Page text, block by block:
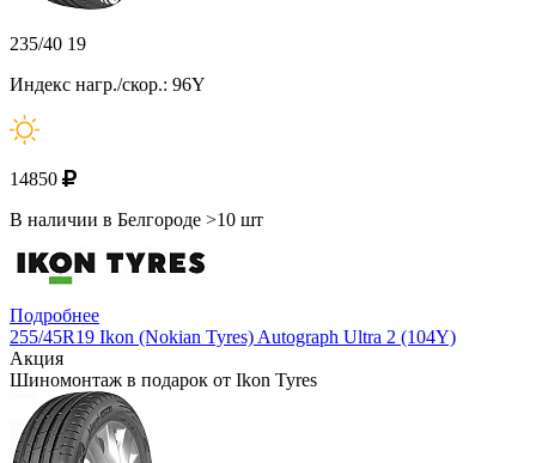
235/40 19
Индекс нагр./скор.: 96Y
14850
В наличии в Белгороде >10 шт
Подробнее
255/45R19 Ikon (Nokian Tyres) Autograph Ultra 2 (104Y)
Акция
Шиномонтаж в подарок от Ikon Tyres